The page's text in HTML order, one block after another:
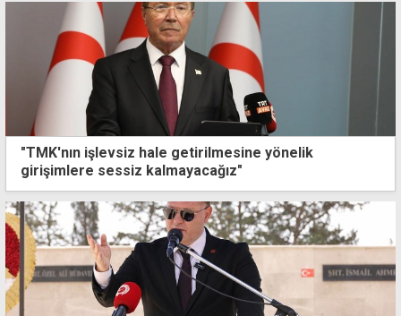
"TMK'nın işlevsiz hale getirilmesine yönelik
girişimlere sessiz kalmayacağız"